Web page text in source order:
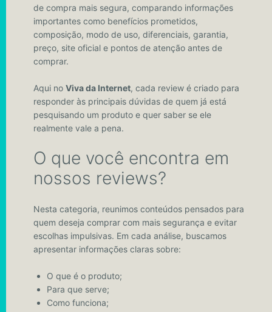
de compra mais segura, comparando informações
importantes como benefícios prometidos,
composição, modo de uso, diferenciais, garantia,
preço, site oficial e pontos de atenção antes de
comprar.
Aqui no Viva da Internet, cada review é criado para
responder às principais dúvidas de quem já está
pesquisando um produto e quer saber se ele
realmente vale a pena.
O que você encontra em
nossos reviews?
Nesta categoria, reunimos conteúdos pensados para
quem deseja comprar com mais segurança e evitar
escolhas impulsivas. Em cada análise, buscamos
apresentar informações claras sobre:
O que é o produto;
Para que serve;
Como funciona;